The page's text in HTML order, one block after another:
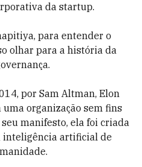
da startup.
para entender o
olhar para a história da
por Sam Altman, Elon
uma organização sem fins
manifesto, ela foi criada
inteligência artificial de